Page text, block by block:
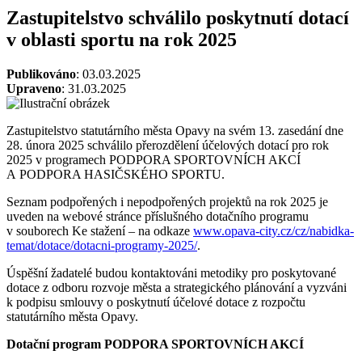
Zastupitelstvo schválilo poskytnutí dotací
v oblasti sportu na rok 2025
Publikováno: 03.03.2025
Upraveno: 31.03.2025
Zastupitelstvo statutárního města Opavy na svém 13. zasedání dne
28. února 2025 schválilo přerozdělení účelových dotací pro rok
2025 v programech PODPORA SPORTOVNÍCH AKCÍ
A PODPORA HASIČSKÉHO SPORTU.
Seznam podpořených i nepodpořených projektů na rok 2025 je
uveden na webové stránce příslušného dotačního programu
v souborech Ke stažení – na odkaze www.opava-city.cz/cz/nabidka-
temat/dotace/dotacni-programy-2025/.
Úspěšní žadatelé budou kontaktováni metodiky pro poskytované
dotace z odboru rozvoje města a strategického plánování a vyzváni
k podpisu smlouvy o poskytnutí účelové dotace z rozpočtu
statutárního města Opavy.
Dotační program PODPORA SPORTOVNÍCH AKCÍ